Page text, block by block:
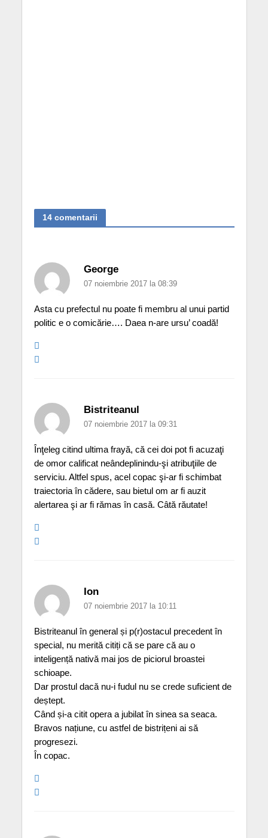
14 comentarii
George
07 noiembrie 2017 la 08:39
Asta cu prefectul nu poate fi membru al unui partid
politic e o comicărie…. Daea n-are ursu’ coadă!
Bistriteanul
07 noiembrie 2017 la 09:31
Înţeleg citind ultima frayă, că cei doi pot fi acuzaţi
de omor calificat neândeplinindu-şi atribuţiile de
serviciu. Altfel spus, acel copac şi-ar fi schimbat
traiectoria în cădere, sau bietul om ar fi auzit
alertarea şi ar fi rămas în casă. Câtă răutate!
Ion
07 noiembrie 2017 la 10:11
Bistriteanul în general și p(r)ostacul precedent în
special, nu merită citiți că se pare că au o
inteligență nativă mai jos de piciorul broastei
schioape.
Dar prostul dacă nu-i fudul nu se crede suficient de
deștept.
Când și-a citit opera a jubilat în sinea sa seaca.
Bravos națiune, cu astfel de bistrițeni ai să
progresezi.
În copac.